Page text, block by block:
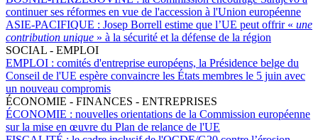
continuer ses réformes en vue de l'accession à l'Union européenne
ASIE-PACIFIQUE : Josep Borrell estime que l’UE peut offrir « une
contribution unique » à la sécurité et la défense de la région
SOCIAL - EMPLOI
EMPLOI : comités d'entreprise européens, la Présidence belge du
Conseil de l'UE espère convaincre les États membres le 5 juin avec
un nouveau compromis
ÉCONOMIE - FINANCES - ENTREPRISES
ÉCONOMIE : nouvelles orientations de la Commission européenne
sur la mise en œuvre du Plan de relance de l'UE